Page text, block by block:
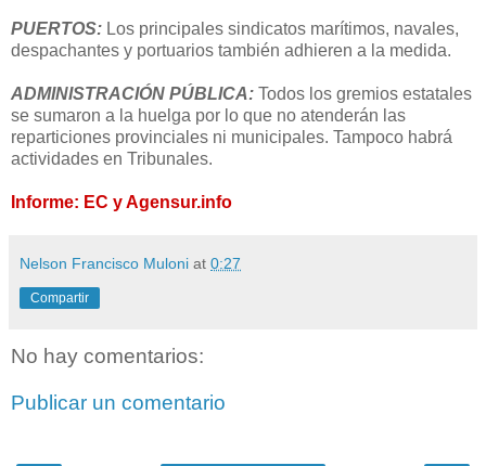
PUERTOS: Los principales sindicatos marítimos, navales,
despachantes y portuarios también adhieren a la medida.
ADMINISTRACIÓN PÚBLICA: Todos los gremios estatales
se sumaron a la huelga por lo que no atenderán las
reparticiones provinciales ni municipales. Tampoco habrá
actividades en Tribunales.
Informe: EC y Agensur.info
Nelson Francisco Muloni at 0:27
Compartir
No hay comentarios:
Publicar un comentario